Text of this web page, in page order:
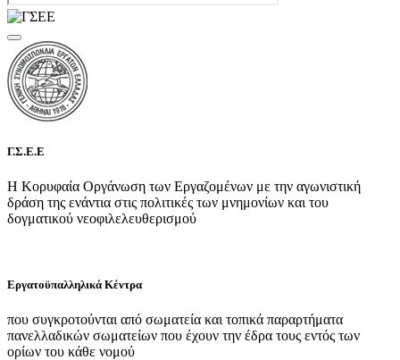
Γ.Σ.Ε.Ε
Η Κορυφαία Οργάνωση των Εργαζομένων με την αγωνιστική
δράση της ενάντια στις πολιτικές των μνημονίων και του
δογματικού νεοφιλελευθερισμού
Εργατοϋπαλληλικά Κέντρα
που συγκροτούνται από σωματεία και τοπικά παραρτήματα
πανελλαδικών σωματείων που έχουν την έδρα τους εντός των
ορίων του κάθε νομού